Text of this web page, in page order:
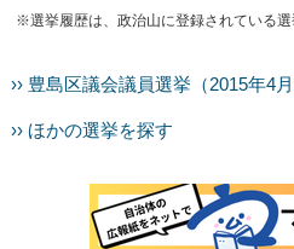
※選挙履歴は、政治山に登録されている選
›› 豊島区議会議員選挙（2015年4
›› ほかの選挙を探す